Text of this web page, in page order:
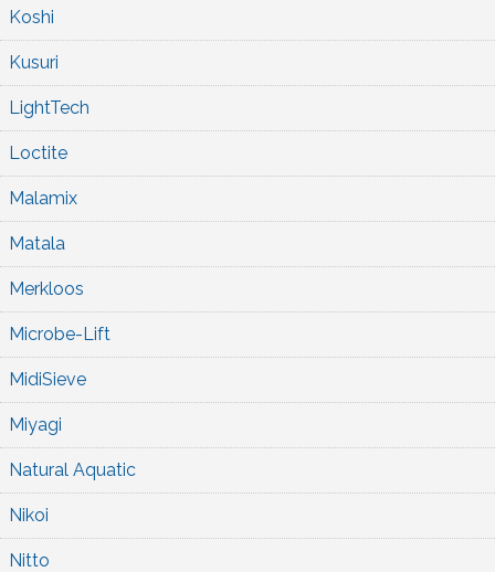
Koshi
Kusuri
LightTech
Loctite
Malamix
Matala
Merkloos
Microbe-Lift
MidiSieve
Miyagi
Natural Aquatic
Nikoi
Nitto